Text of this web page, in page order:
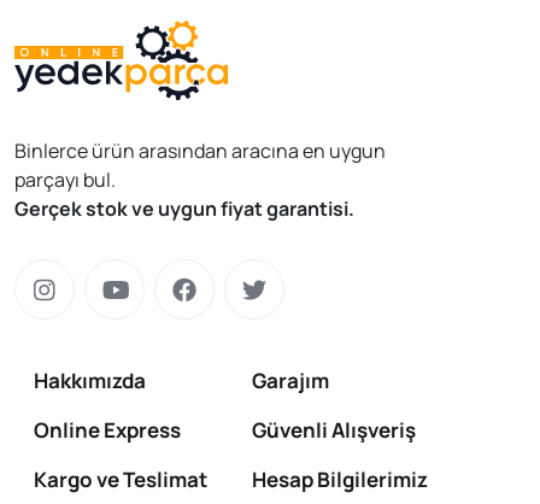
Binlerce ürün arasından aracına en uygun
parçayı bul.
Gerçek stok ve uygun fiyat garantisi.
Hakkımızda
Garajım
Online Express
Güvenli Alışveriş
Kargo ve Teslimat
Hesap Bilgilerimiz